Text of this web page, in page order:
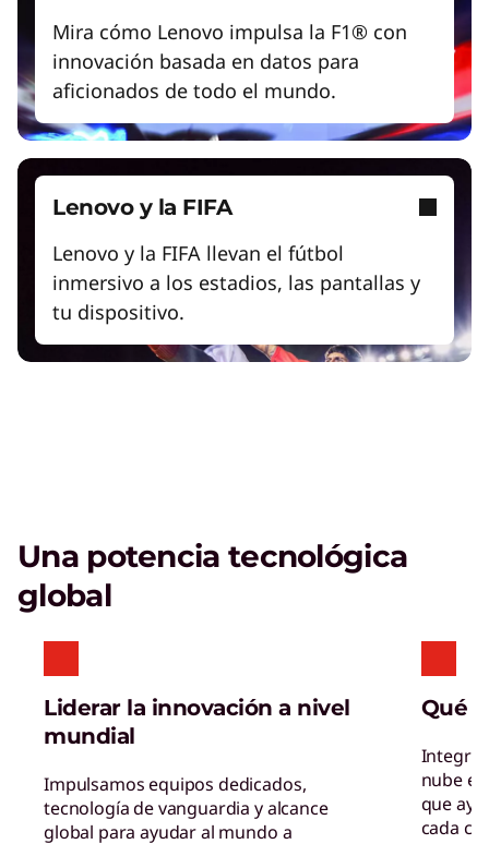
Mira cómo Lenovo impulsa la F1® con
innovación basada en datos para
aficionados de todo el mundo.
Lenovo y la FIFA
Lenovo y la FIFA llevan el fútbol
inmersivo a los estadios, las pantallas y
tu dispositivo.
Una potencia tecnológica
global
Liderar la innovación a nivel
mundial
Impulsamos equipos dedicados,
tecnología de vanguardia y alcance
global para ayudar al mundo a
Qué
nube e
que
cada